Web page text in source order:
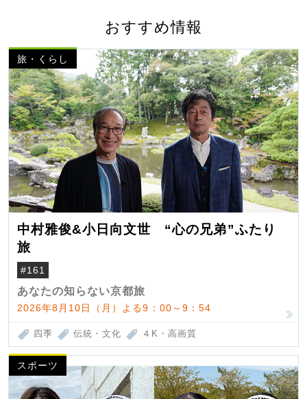
おすすめ情報
旅・くらし
中村雅俊&小日向文世 “心の兄弟”ふたり
旅
#161
あなたの知らない京都旅
2026年8月10日（月）よる9：00～9：54
四季 伝統・文化 ４K・高画質
スポーツ